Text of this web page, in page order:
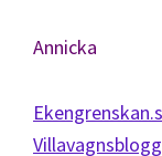
Annicka